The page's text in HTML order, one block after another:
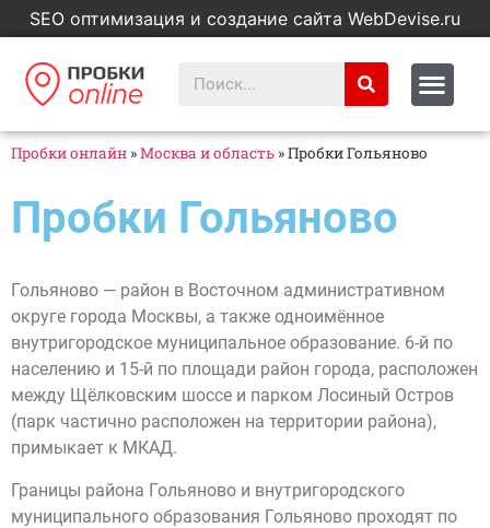
SEO оптимизация и создание сайта WebDevise.ru
Пробки онлайн »Москва и область »Пробки Гольяново
Пробки Гольяново
Гольяново — район в Восточном административном
округе города Москвы, а также одноимённое
внутригородское муниципальное образование. 6-й по
населению и 15-й по площади район города, расположен
между Щёлковским шоссе и парком Лосиный Остров
(парк частично расположен на территории района),
примыкает к МКАД.
Границы района Гольяново и внутригородского
муниципального образования Гольяново проходят по